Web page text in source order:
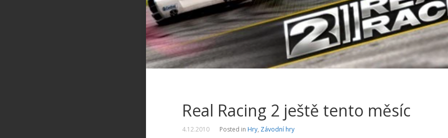
Real Racing 2 ještě tento měsíc
4.12.2010 Posted in Hry, Závodní hry